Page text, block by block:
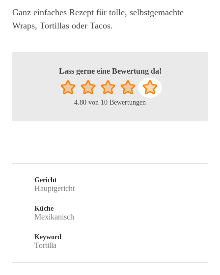
Ganz einfaches Rezept für tolle, selbstgemachte
Wraps, Tortillas oder Tacos.
Lass gerne eine Bewertung da!
4.80 von 10 Bewertungen
Gericht
Hauptgericht
Küche
Mexikanisch
Keyword
Tortilla